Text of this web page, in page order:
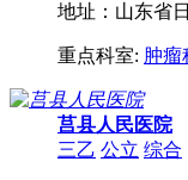
地址：山东省
重点科室: 肿瘤
莒县人民医院
三乙 公立 综合